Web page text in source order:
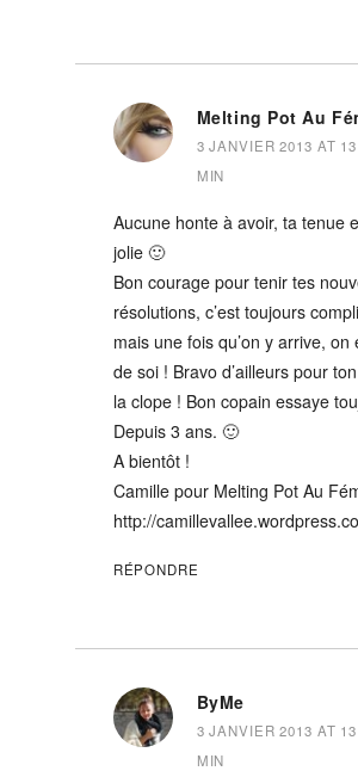
Melting Pot Au
3 JANVIER 2013 AT
MIN
Aucune honte à avoir, ta tenue
jolie 🙂
Bon courage pour tenir tes
résolutions, c’est toujours
mais une fois qu’on y arrive, on
de soi ! Bravo d’ailleurs pour
la clope ! Bon copain essaye
Depuis 3 ans. 🙂
A bientôt !
Camille pour Melting Pot Au
http://
RÉPONDRE
ByMe
3 JANVIER 2013 AT 13
MIN